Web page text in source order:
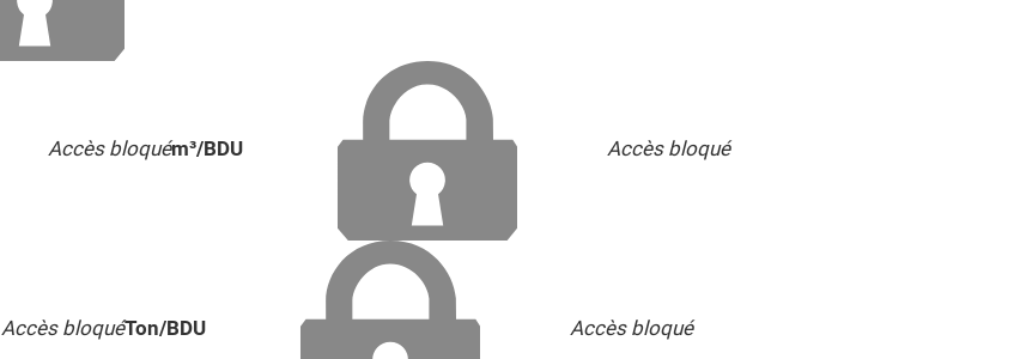
Accès bloquém³/BDU Accès bloqué
Accès bloquéTon/BDU Accès bloqué